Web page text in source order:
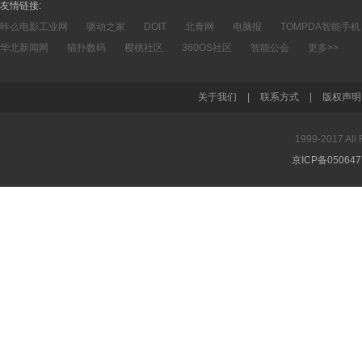
友情链接:
咔么电影工业网
驱动之家 DOIT 北青网 电脑报
TOMPDA智能手机
华北新闻网
猫扑数码 樱桃社区 360OS社区 智能公会 更多>>
关于我们 联系方式 版权声明
1999-2017 All
京ICP备